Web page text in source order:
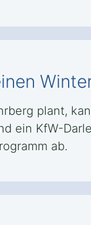
plant,
ein KfW-
ab.